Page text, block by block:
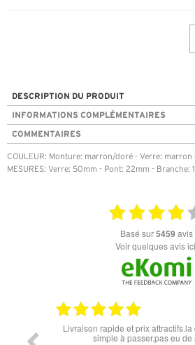
DESCRIPTION DU PRODUIT
INFORMATIONS COMPLÉMENTAIRES
COMMENTAIRES
COULEUR: Monture: marron/doré - Verre: marron
MESURES: Verre: 50mm - Pont: 22mm - Branche:
basé sur5459 avis
Voir quelques avis
rapide et prix attractifs.la commande est
simple à passer.pas eu de soucis.